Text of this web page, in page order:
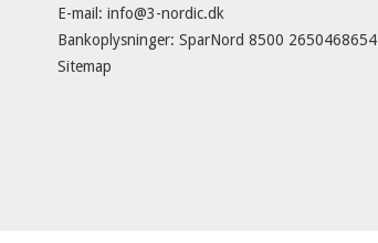
E-mail : info@3-nordic.dk
Bankoplysninger: SparNord 8500 2650468654
Sitemap